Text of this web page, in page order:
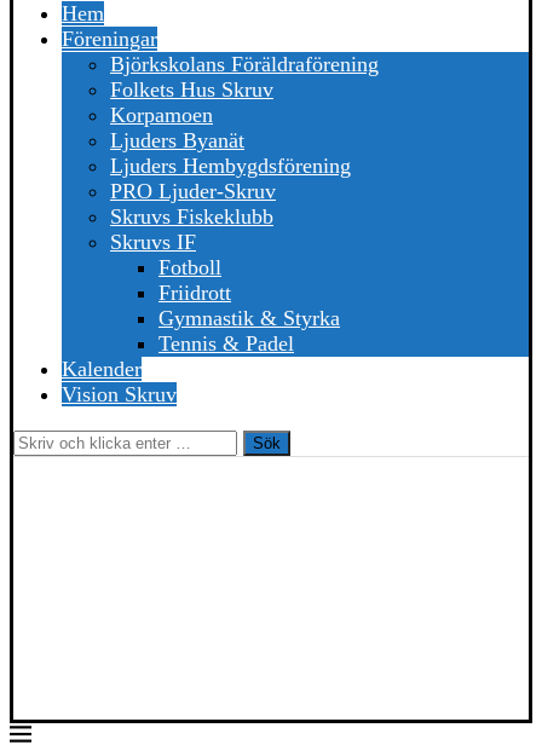
Hem
Föreningar
Björkskolans Föräldraförening
Folkets Hus Skruv
Korpamoen
Ljuders Byanät
Ljuders Hembygdsförening
PRO Ljuder-Skruv
Skruvs Fiskeklubb
Skruvs IF
Fotboll
Friidrott
Gymnastik & Styrka
Tennis & Padel
Kalender
Vision Skruv
Sök